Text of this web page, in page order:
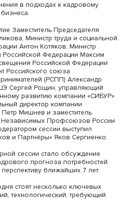
обсудили текущую
востребованных
в подходах к
бизнеса.
Заместитель
Голикова, Министр труда и
Антон Котяков, Министр
Российской Федерации
Российской
Российского союза
(РСПП)
ВШЭ Сергей Рощин,
директор компании
Петр Мишнев и заместитель
Независимых Профсоюзов
сессии выступил
«Яков и Партнёры» Яков